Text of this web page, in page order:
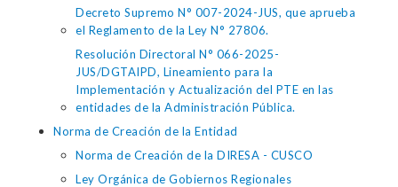
Decreto Supremo N° 007-2024-JUS, que aprueba
el Reglamento de la Ley N° 27806.
Resolución Directoral N° 066-2025-
JUS/DGTAIPD, Lineamiento para la
Implementación y Actualización del PTE en las
entidades de la Administración Pública.
Norma de Creación de la Entidad
Norma de Creación de la DIRESA - CUSCO
Ley Orgánica de Gobiernos Regionales